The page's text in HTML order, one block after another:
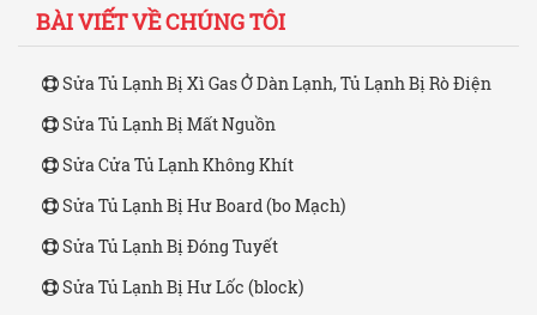
BÀI VIẾT VỀ CHÚNG TÔI
Sửa Tủ Lạnh Bị Xì Gas Ở Dàn Lạnh, Tủ Lạnh Bị Rò Điện
Sửa Tủ Lạnh Bị Mất Nguồn
Sửa Cửa Tủ Lạnh Không Khít
Sửa Tủ Lạnh Bị Hư Board (bo Mạch)
Sửa Tủ Lạnh Bị Đóng Tuyết
Sửa Tủ Lạnh Bị Hư Lốc (block)